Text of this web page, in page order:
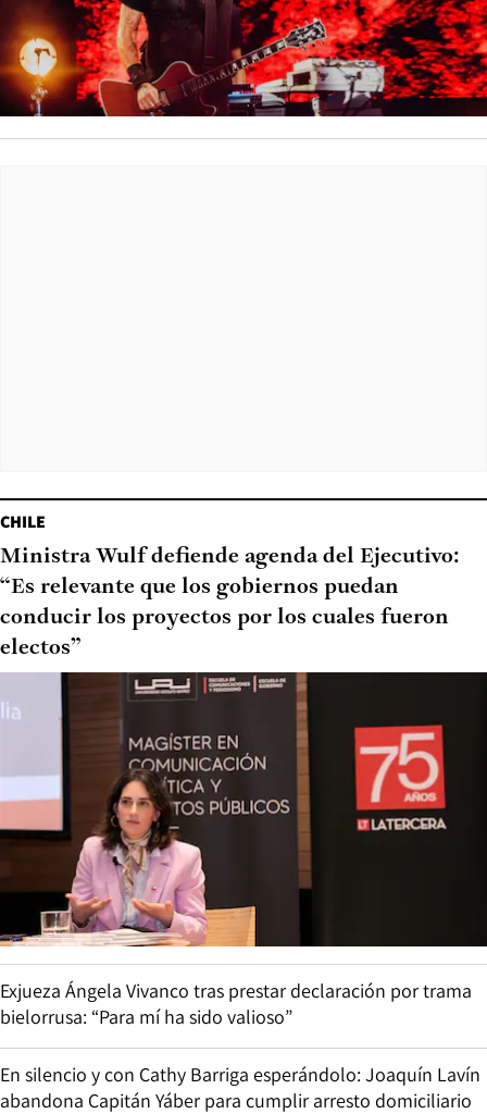
CHILE
Ministra Wulf defiende agenda del Ejecutivo:
“Es relevante que los gobiernos puedan
conducir los proyectos por los cuales fueron
electos”
Exjueza Ángela Vivanco tras prestar declaración por trama
bielorrusa: “Para mí ha sido valioso”
En silencio y con Cathy Barriga esperándolo: Joaquín Lavín
abandona Capitán Yáber para cumplir arresto domiciliario